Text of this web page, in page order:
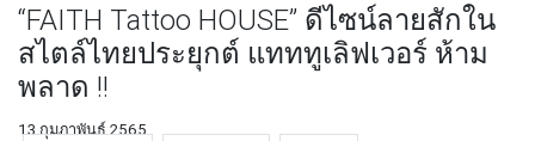
“FAITH Tattoo HOUSE” ดีไซน์ลายสักใน
สไตล์ไทยประยุกต์ แทททูเลิฟเวอร์ ห้าม
พลาด !!
13 กุมภาพันธ์ 2565